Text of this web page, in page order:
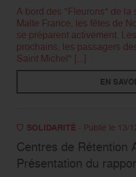
A bord des "Fleurons" de la
Malte France, les fêtes de
se préparent activement.
prochains, les passagers
Saint Michel" [...]
EN
SOLIDARITÉ- Publié le 13/
Centres de Rétention
Présentation du